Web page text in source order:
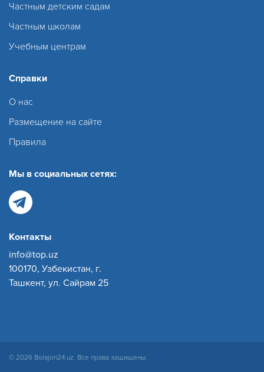
Частным детским садам
Частным школам
Учебным центрам
Справки
О нас
Размещение на сайте
Правила
Мы в социальных сетях:
Контакты
info@top.uz
100170, Узбекистан, г.
Ташкент, ул. Сайрам 25
© 2026 Bolajon24.uz. Все права защищены.